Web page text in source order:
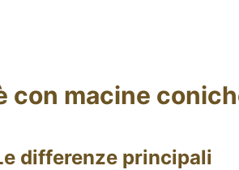
con macine
differenze principali